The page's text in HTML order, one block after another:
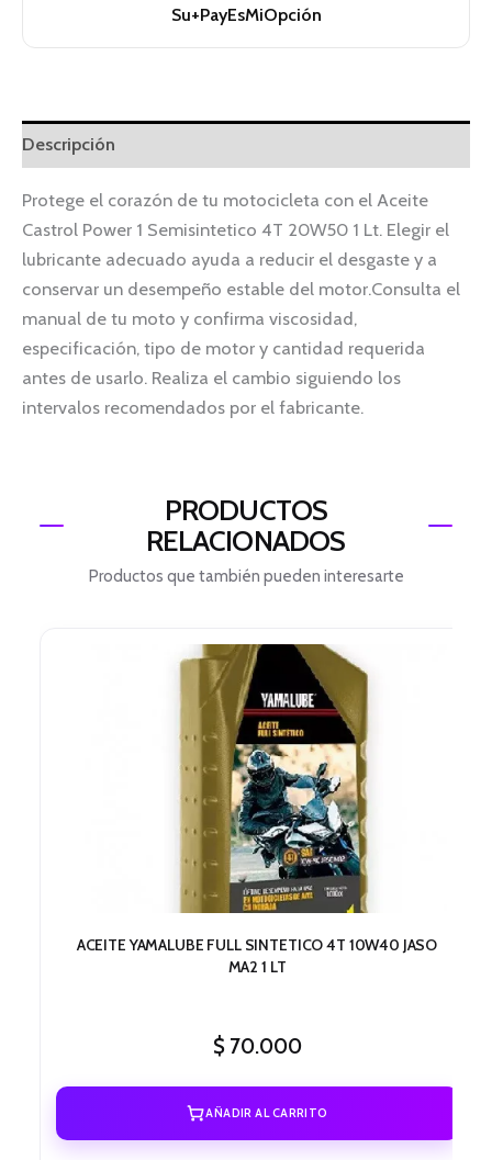
Su+PayEsMiOpción
Descripción
Protege el corazón de tu motocicleta con el Aceite
Castrol Power 1 Semisintetico 4T 20W50 1 Lt. Elegir el
lubricante adecuado ayuda a reducir el desgaste y a
conservar un desempeño estable del motor.Consulta el
manual de tu moto y confirma viscosidad,
especificación, tipo de motor y cantidad requerida
antes de usarlo. Realiza el cambio siguiendo los
intervalos recomendados por el fabricante.
PRODUCTOS
RELACIONADOS
Productos que también pueden interesarte
ACEITE YAMALUBE FULL SINTETICO 4T 10W40 JASO
MA2 1 LT
$70.000
AÑADIR AL CARRITO